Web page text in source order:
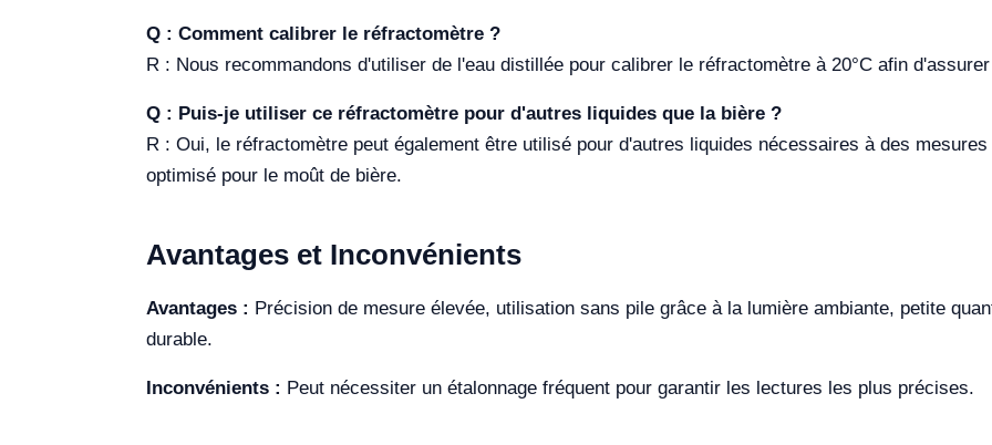
Q : Comment calibrer le réfractomètre ?
R : Nous recommandons d'utiliser de l'eau distillée pour calibrer le réfractomètre à 20°C afin
Q : Puis-je utiliser ce réfractomètre pour d'autres liquides que la bière ?
R : Oui, le réfractomètre peut également être utilisé pour d'autres liquides nécessaires à des
optimisé pour le moût de bière.
Avantages et Inconvénients
Avantages : Précision de mesure élevée, utilisation sans pile grâce à la lumière ambiante, petite
durable.
Inconvénients : Peut nécessiter un étalonnage fréquent pour garantir les lectures les plus précises.